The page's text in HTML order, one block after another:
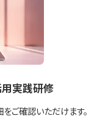
用実践研修
ご確認いただけます。